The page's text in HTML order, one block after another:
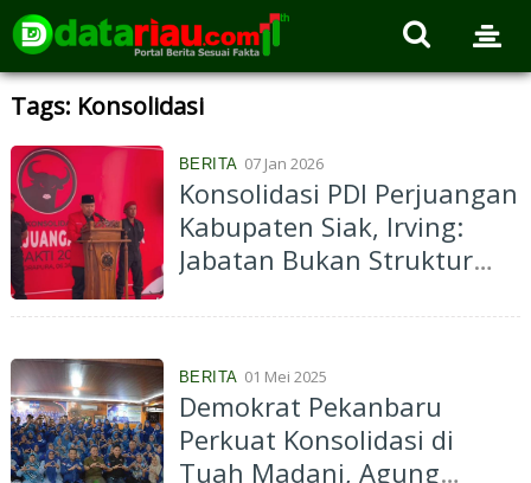
Tags: Konsolidasi
BERITA 07 Jan 2026
Konsolidasi PDI Perjuangan
Kabupaten Siak, Irving:
Jabatan Bukan Struktur
dan Tanggungjawab...
BERITA 01 Mei 2025
Demokrat Pekanbaru
Perkuat Konsolidasi di
Tuah Madani, Agung